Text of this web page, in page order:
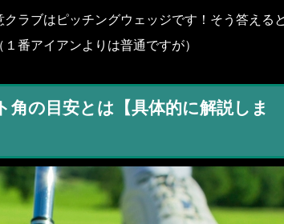
ラブはピッチングウェッジです！そう答える
番アイアンよりは普通ですが）
の目安とは【具体的に解説しま